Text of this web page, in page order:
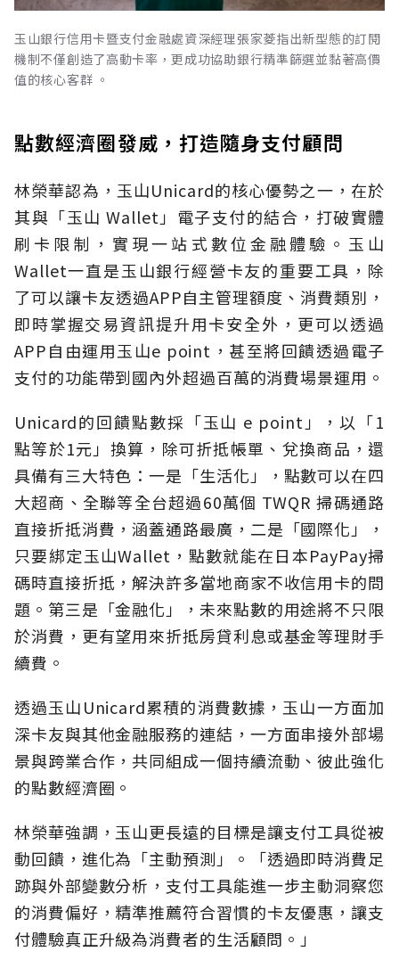
玉山銀行信用卡暨支付金融處資深經理張家菱指出新型態的訂閱
機制不僅創造了高動卡率，更成功協助銀行精準篩選並黏著高價
值的核心客群 。
點數經濟圈發威，打造隨身支付顧問
林榮華認為，玉山Unicard的核心優勢之一，在於
其與「玉山 Wallet」電子支付的結合，打破實體
刷卡限制，實現一站式數位金融體驗。玉山
Wallet一直是玉山銀行經營卡友的重要工具，除
了可以讓卡友透過APP自主管理額度、消費類別，
即時掌握交易資訊提升用卡安全外，更可以透過
APP自由運用玉山e point，甚至將回饋透過電子
支付的功能帶到國內外超過百萬的消費場景運用。
Unicard的回饋點數採「玉山 e point」，以「1
點等於1元」換算，除可折抵帳單、兌換商品，還
具備有三大特色：一是「生活化」，點數可以在四
大超商、全聯等全台超過60萬個 TWQR 掃碼通路
直接折抵消費，涵蓋通路最廣，二是「國際化」，
只要綁定玉山Wallet，點數就能在日本PayPay掃
碼時直接折抵，解決許多當地商家不收信用卡的問
題。第三是「金融化」，未來點數的用途將不只限
於消費，更有望用來折抵房貸利息或基金等理財手
續費。
透過玉山Unicard累積的消費數據，玉山一方面加
深卡友與其他金融服務的連結，一方面串接外部場
景與跨業合作，共同組成一個持續流動、彼此強化
的點數經濟圈。
林榮華強調，玉山更長遠的目標是讓支付工具從被
動回饋，進化為「主動預測」。「透過即時消費足
跡與外部變數分析，支付工具能進一步主動洞察您
的消費偏好，精準推薦符合習慣的卡友優惠，讓支
付體驗真正升級為消費者的生活顧問。」